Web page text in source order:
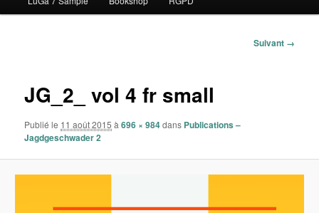
contenu
Navigation
Suivant →
JG_2_ vol 4 fr small
Publié le 11 août 2015 à696 × 984dans Publications –
Jagdgeschwader 2